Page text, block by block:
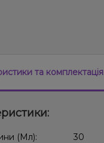
та комплектація
(Мл):
30